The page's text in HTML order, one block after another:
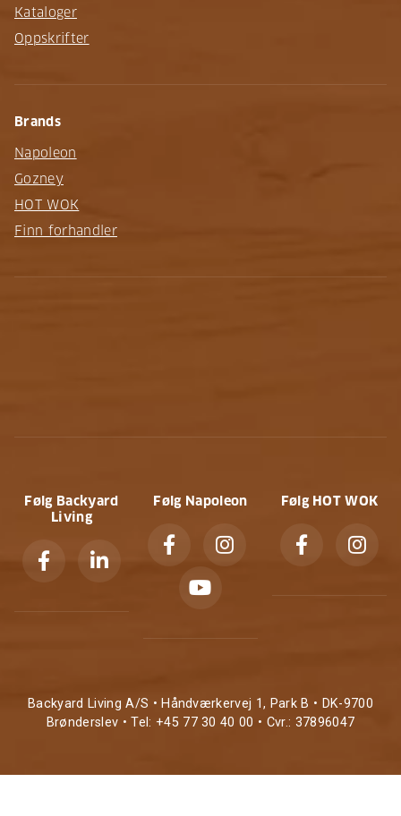
Kataloger
Oppskrifter
Brands
Napoleon
Gozney
HOT WOK
Finn forhandler
Følg Backyard
Living
Følg Napoleon Følg HOT WOK
Backyard Living A/S • Håndværkervej 1, Park B • DK-9700
Brønderslev • Tel: +45 77 30 40 00 • Cvr.: 37896047